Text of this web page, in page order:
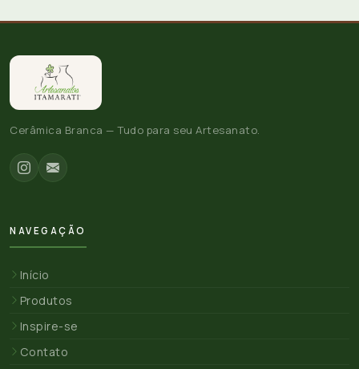
Cerâmica Branca — Tudo para seu Artesanato.
NAVEGAÇÃO
Início
Produtos
Inspire-se
Contato